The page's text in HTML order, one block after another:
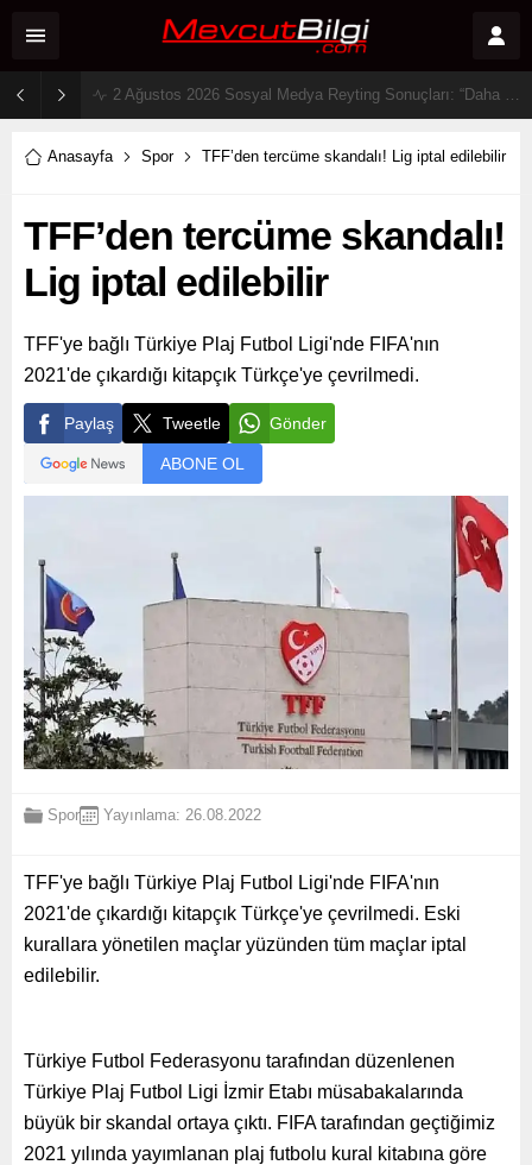
26 Temmuz 2026 Sosyal Medya Reytingleri: ‘Daha 17’ Ekranları ve Dijitali Nasıl Fethetti?
Anasayfa Spor TFF’den tercüme skandalı! Lig iptal edilebilir
TFF’den tercüme skandalı!
Lig iptal edilebilir
TFF'ye bağlı Türkiye Plaj Futbol Ligi'nde FIFA'nın
2021'de çıkardığı kitapçık Türkçe'ye çevrilmedi.
Paylaş Tweetle Gönder
ABONE OL
Spor Yayınlama: 26.08.2022
TFF'ye bağlı Türkiye Plaj Futbol Ligi'nde FIFA'nın
2021'de çıkardığı kitapçık Türkçe'ye çevrilmedi. Eski
kurallara yönetilen maçlar yüzünden tüm maçlar iptal
edilebilir.
Türkiye Futbol Federasyonu tarafından düzenlenen
Türkiye Plaj Futbol Ligi İzmir Etabı müsabakalarında
büyük bir skandal ortaya çıktı. FIFA tarafından geçtiğimiz
2021 yılında yayımlanan plaj futbolu kural kitabına göre